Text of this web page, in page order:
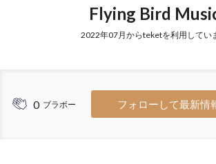
Flying Bird
2022年07月からteketを利用してい
0 ブラボー フォローして最新情